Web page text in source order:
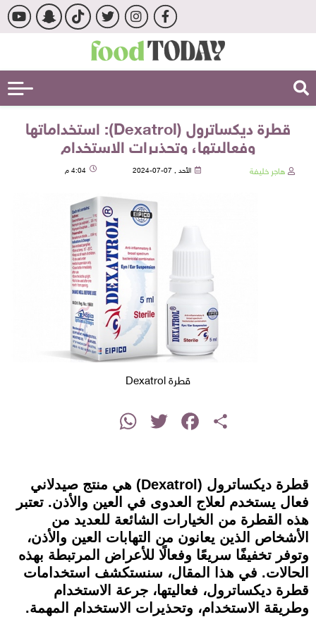
قطرة ديكساترول (Dexatrol): استخداماتها
وفعاليتها، وتحذيرات الاستخدام
هاجر خليفة الأحد , 07-07-2024 4:04 م
قطرة Dexatrol
Share
Facebook
Twitter
WhatsApp
قطرة ديكساترول (Dexatrol) هي منتج صيدلاني
فعال يستخدم لعلاج العدوى في العين والأذن. تعتبر
هذه القطرة من الخيارات الشائعة للعديد من
الأشخاص الذين يعانون من التهابات العين والأذن،
وتوفر تخفيفًا سريعًا وفعالًا للأعراض المرتبطة بهذه
الحالات. في هذا المقال، سنستكشف استخدامات
قطرة ديكساترول، فعاليتها، جرعة الاستخدام
وطريقة الاستخدام، وتحذيرات الاستخدام المهمة.